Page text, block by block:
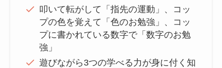
叩いて転がして「指先の運動」、コッ
プの色を覚えて「色のお勉強」、コッ
プに書かれている数字で「数字のお勉
強」
遊びながら3つの学べる力が身に付く知